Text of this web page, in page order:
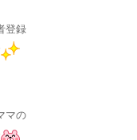
登録
マの